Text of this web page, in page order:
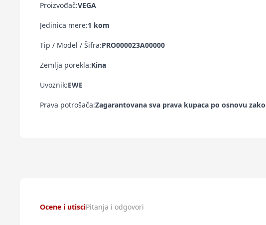
Proizvođač:VEGA
Jedinica mere:1 kom
Tip / Model / Šifra:PRO000023A00000
Zemlja porekla:Kina
Uvoznik:EWE
Prava potrošača:Zagarantovana sva prava kupaca po osnovu
Ocene i utisciPitanja i odgovori